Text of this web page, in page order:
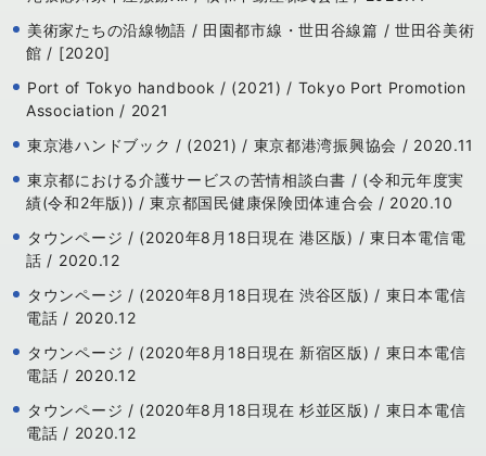
美術家たちの沿線物語 / 田園都市線・世田谷線篇 / 世田谷美術
館 / [2020]
Port of Tokyo handbook / (2021) / Tokyo Port Promotion
Association / 2021
東京港ハンドブック / (2021) / 東京都港湾振興協会 / 2020.11
東京都における介護サービスの苦情相談白書 / (令和元年度実
績(令和2年版)) / 東京都国民健康保険団体連合会 / 2020.10
タウンページ / (2020年8月18日現在 港区版) / 東日本電信電
話 / 2020.12
タウンページ / (2020年8月18日現在 渋谷区版) / 東日本電信
電話 / 2020.12
タウンページ / (2020年8月18日現在 新宿区版) / 東日本電信
電話 / 2020.12
タウンページ / (2020年8月18日現在 杉並区版) / 東日本電信
電話 / 2020.12